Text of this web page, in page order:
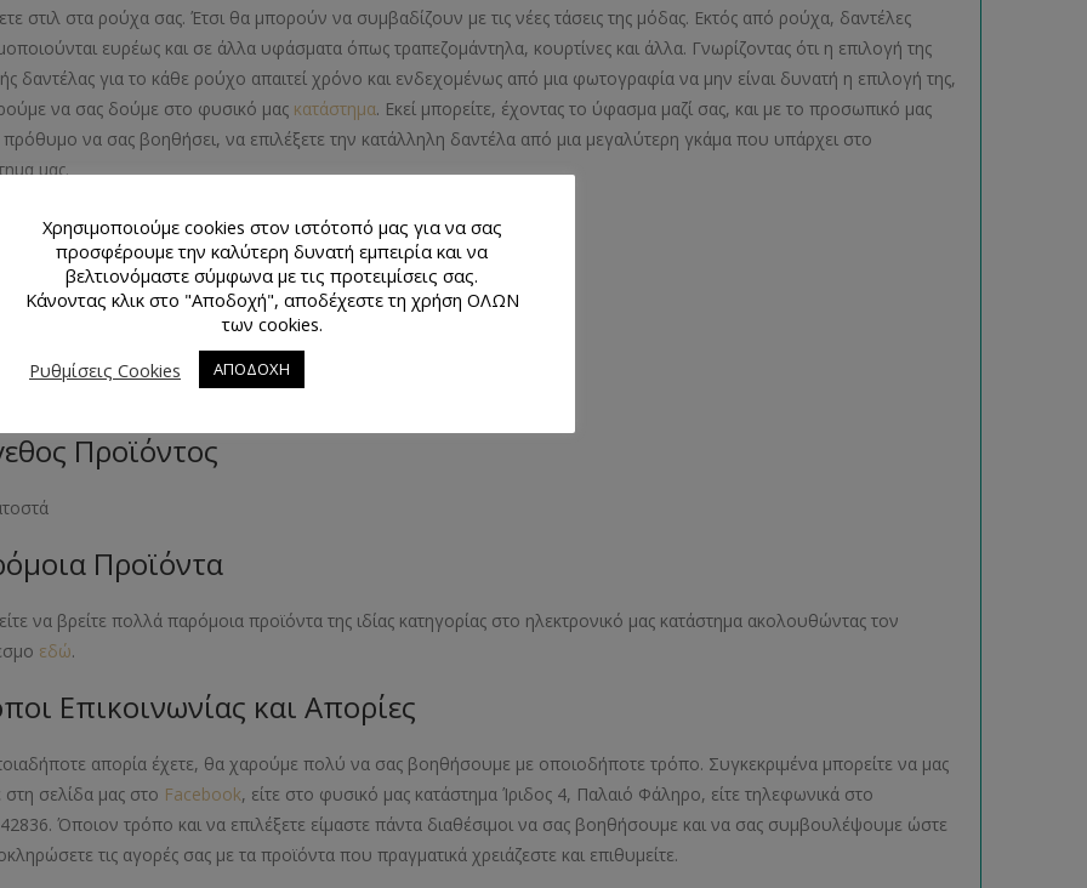
στιλ στα ρούχα σας. Έτσι θα μπορούν να συμβαδίζουν με τις νέες τάσεις της μόδας. Εκτός από ρούχα, δαντέλες
ευρέως και σε άλλα υφάσματα όπως τραπεζομάντηλα, κουρτίνες και άλλα. Γνωρίζοντας ότι η επιλογή της
δαντέλας για το κάθε ρούχο απαιτεί χρόνο και ενδεχομένως από μια φωτογραφία να μην είναι δυνατή η επιλογή της,
να σας δούμε στο φυσικό μας κατάστημα. Εκεί μπορείτε, έχοντας το ύφασμα μαζί σας, και με το προσωπικό μας
να σας βοηθήσει, να επιλέξετε την κατάλληλη δαντέλα από μια μεγαλύτερη γκάμα που υπάρχει στο
μας.
Προϊόντος
Προϊόντος
Προϊόντα
να βρείτε πολλά παρόμοια προϊόντα της ιδίας κατηγορίας στο ηλεκτρονικό μας κατάστημα ακολουθώντας τον
εδώ.
Επικοινωνίας και Απορίες
απορία έχετε, θα χαρούμε πολύ να σας βοηθήσουμε με οποιοδήποτε τρόπο. Συγκεκριμένα μπορείτε να μας
στη σελίδα μας στο Facebook, είτε στο φυσικό μας κατάστημα Ίριδος 4, Παλαιό Φάληρο, είτε τηλεφωνικά στο
Όποιον τρόπο και να επιλέξετε είμαστε πάντα διαθέσιμοι να σας βοηθήσουμε και να σας συμβουλέψουμε ώστε
τις αγορές σας με τα προϊόντα που πραγματικά χρειάζεστε και επιθυμείτε.
Χρησιμοποιούμε cookies στον ιστότοπό μας για να σας
προσφέρουμε την καλύτερη δυνατή εμπειρία και να
βελτιονόμαστε σύμφωνα με τις προτειμίσεις σας.
Κάνοντας κλικ στο "Αποδοχή", αποδέχεστε τη χρήση ΟΛΩΝ
των cookies.
Ρυθμίσεις Cookies
ΑΠΟΔΟΧΗ